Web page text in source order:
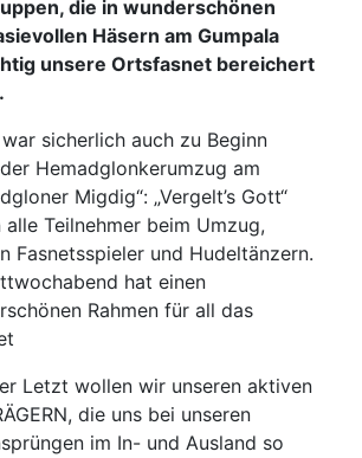
die in wunderschönen
Häsern am Gumpala
unsere Ortsfasnet bereichert
war sicherlich auch zu Beginn
Hemadglonkerumzug am
Migdig“: „Vergelt’s Gott“
alle Teilnehmer beim Umzug,
Fasnetsspieler und Hudeltänzern.
hat einen
Rahmen für all das
Letzt wollen wir unseren aktiven
die uns bei unseren
im In- und Ausland so